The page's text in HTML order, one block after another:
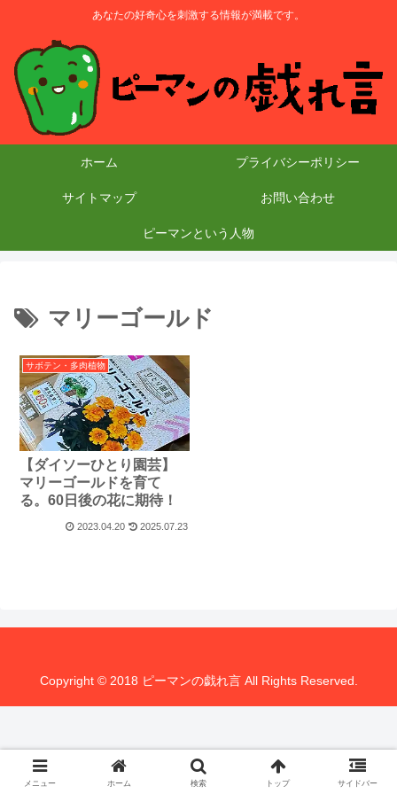
あなたの好奇心を刺激する情報が満載です。
ホーム プライバシーポリシー
サイトマップ お問い合わせ
ピーマンという人物
マリーゴールド
サボテン・多肉植物
【ダイソーひとり園芸】
マリーゴールドを育て
る。60日後の花に期待！
2023.04.20 2025.07.23
Copyright © 2018 ピーマンの戯れ言 All Rights Reserved.
メニュー ホーム 検索 トップ サイドバー